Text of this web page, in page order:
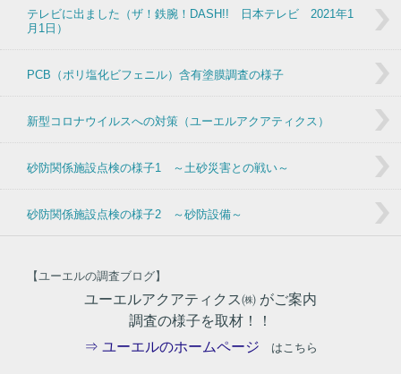
テレビに出ました（ザ！鉄腕！DASH!! 日本テレビ 2021年1
月1日）
PCB（ポリ塩化ビフェニル）含有塗膜調査の様子
新型コロナウイルスへの対策（ユーエルアクアティクス）
砂防関係施設点検の様子1 ～土砂災害との戦い～
砂防関係施設点検の様子2 ～砂防設備～
【ユーエルの調査ブログ】
ユーエルアクアティクス㈱ がご案内
調査の様子を取材！！
⇒ ユーエルのホームページ はこちら